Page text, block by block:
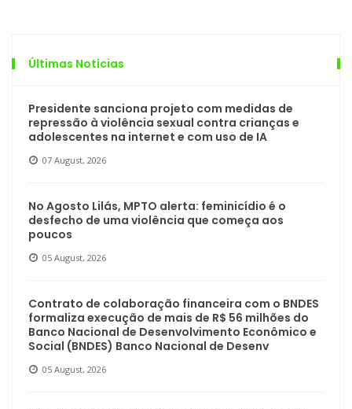
Últimas Notícias
Presidente sanciona projeto com medidas de
repressão à violência sexual contra crianças e
adolescentes na internet e com uso de IA
07 August, 2026
No Agosto Lilás, MPTO alerta: feminicídio é o
desfecho de uma violência que começa aos
poucos
05 August, 2026
Contrato de colaboração financeira com o BNDES
formaliza execução de mais de R$ 56 milhões do
Banco Nacional de Desenvolvimento Econômico e
Social (BNDES) Banco Nacional de Desenv
05 August, 2026